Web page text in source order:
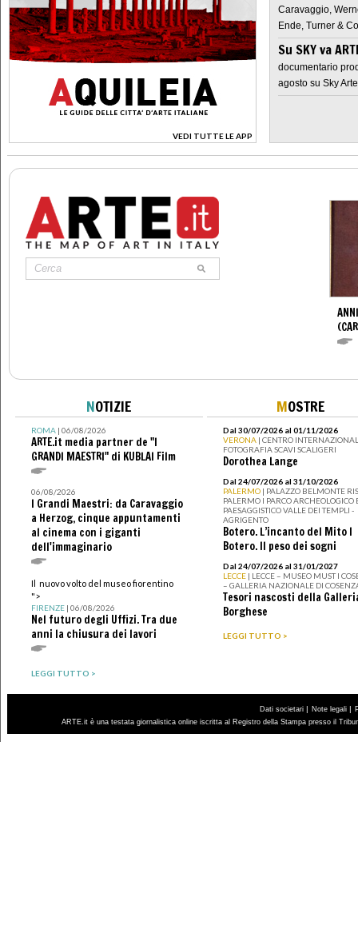
VEDI TUTTE LE APP
>
Caravaggio,
Ende, Turner &
Su SKY va
documentario
agosto su Sky Arte
NOTIZIE
ROMA| 06/08/2026
ARTE.it media partner de "I
GRANDI MAESTRI" di KUBLAI Film
06/08/2026
I Grandi Maestri: da Caravaggio
a Herzog, cinque appuntamenti
al cinema con i giganti
dell'immaginario
Il nuovo volto del museo fiorentino
">
FIRENZE| 06/08/2026
Nel futuro degli Uffizi. Tra due
anni la chiusura dei lavori
LEGGI TUTTO >
MOSTRE
Dal 30/07/2026 al 01/11/2026
VERONA | CENTRO
FOTOGRAFIA SCAVI SCALIGERI
Dorothea Lange
Dal 24/07/2026 al 31/10/2026
PALERMO | PALAZZO BELMONTE
PALERMO I PARCO ARCHEOLOGICO
PAESAGGISTICO VALLE DEI TEMPLI -
AGRIGENTO
Botero. L’incanto del Mito I
Botero. Il peso dei sogni
Dal 24/07/2026 al 31/01/2027
LECCE | LECCE – MUSEO MUST I
– GALLERIA NAZIONALE DI
Tesori nascosti della
Borghese
LEGGI TUTTO >
Dati societari | Note legali |
ARTE.it è una testata giornalistica online iscritta al Registro della Stampa presso il